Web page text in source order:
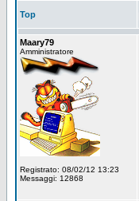
Top
Maary79
Amministratore
Registrato: 08/02/12 13:23
Messaggi: 12868